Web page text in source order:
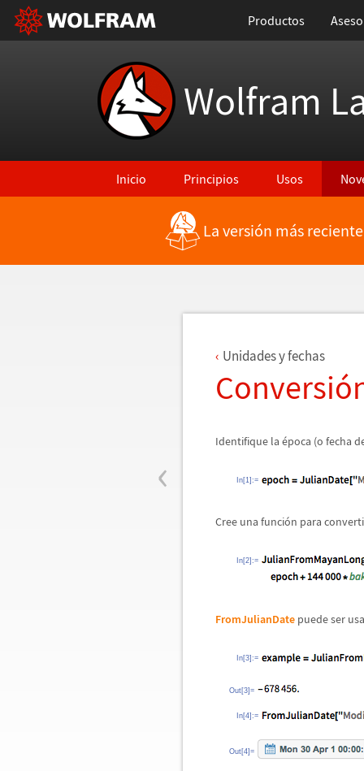
Productos
Wolfram
Inicio Principios Usos
Regresar a Características más recientes
La versión más
‹
Unidades y fechas
Conversió
Identifique la época (o fecha
In[1]:=
Cree una función para
In[2]:=
FromJulianDate puede ser
In[3]:=
Out[3]=
In[4]:=
Out[4]=